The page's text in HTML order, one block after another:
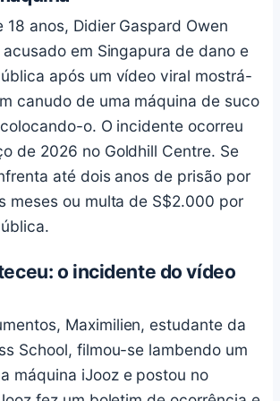
18 anos, Didier Gaspard Owen
em Singapura de dano e
após um vídeo viral mostrá-
canudo de uma máquina de suco
o. O incidente ocorreu
de 2026 no Goldhill Centre. Se
até dois anos de prisão por
meses ou multa de S$2.000 por
o incidente do vídeo
Maximilien, estudante da
School, filmou-se lambendo um
máquina iJooz e postou no